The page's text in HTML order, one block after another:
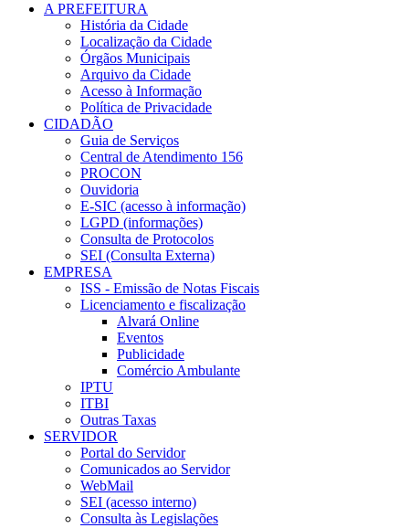
A PREFEITURA
História da Cidade
Localização da Cidade
Órgãos Municipais
Arquivo da Cidade
Acesso à Informação
Política de Privacidade
CIDADÃO
Guia de Serviços
Central de Atendimento 156
PROCON
Ouvidoria
E-SIC (acesso à informação)
LGPD (informações)
Consulta de Protocolos
SEI (Consulta Externa)
EMPRESA
ISS - Emissão de Notas Fiscais
Licenciamento e fiscalização
Alvará Online
Eventos
Publicidade
Comércio Ambulante
IPTU
ITBI
Outras Taxas
SERVIDOR
Portal do Servidor
Comunicados ao Servidor
WebMail
SEI (acesso interno)
Consulta às Legislações